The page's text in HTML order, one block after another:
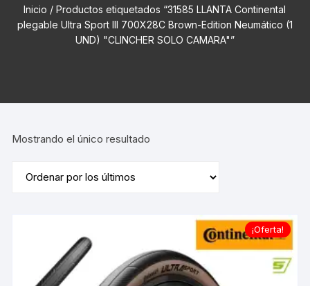
Inicio / Productos etiquetados “31585 LLANTA Continental
plegable Ultra Sport III 700X28C Brown-Edition Neumático (1
UND) "CLINCHER SOLO CAMARA"”
Mostrando el único resultado
¡Oferta!